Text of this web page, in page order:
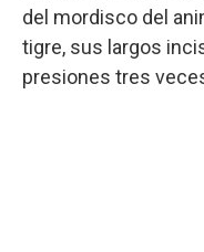
del mordisco del
tigre, sus largos
presiones tres